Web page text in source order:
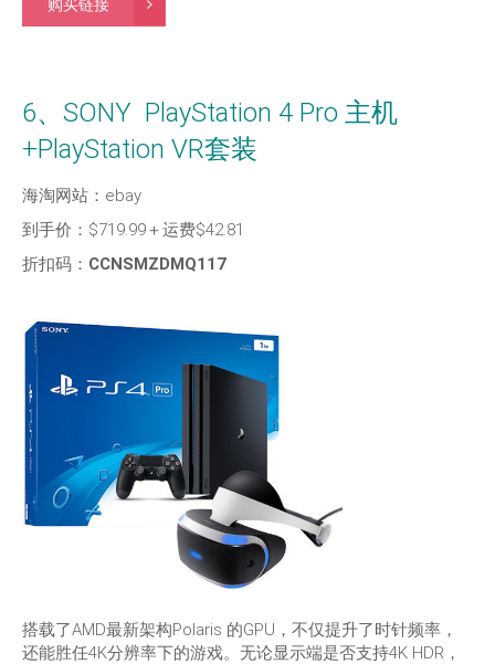
购买链接
6、SONY PlayStation 4 Pro 主机
+PlayStation VR套装
海淘网站：ebay
到手价：$719.99＋运费$42.81
折扣码： CCNSMZDMQ117
搭载了AMD最新架构Polaris 的GPU，不仅提升了时针频率，
还能胜任4K分辨率下的游戏。无论显示端是否支持4K HDR，